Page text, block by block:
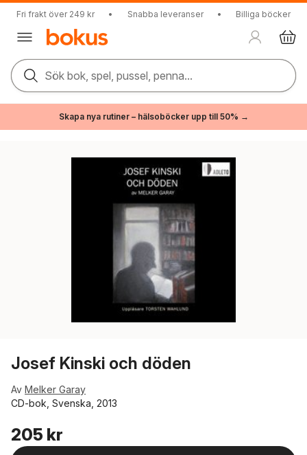
Fri frakt över 249 kr • Snabba leveranser • Billiga böcker
Sök bok, spel, pussel, penna...
Skapa nya rutiner – hälsoböcker upp till 50% →
Josef Kinski och döden
Av Melker Garay
CD-bok, Svenska, 2013
205 kr